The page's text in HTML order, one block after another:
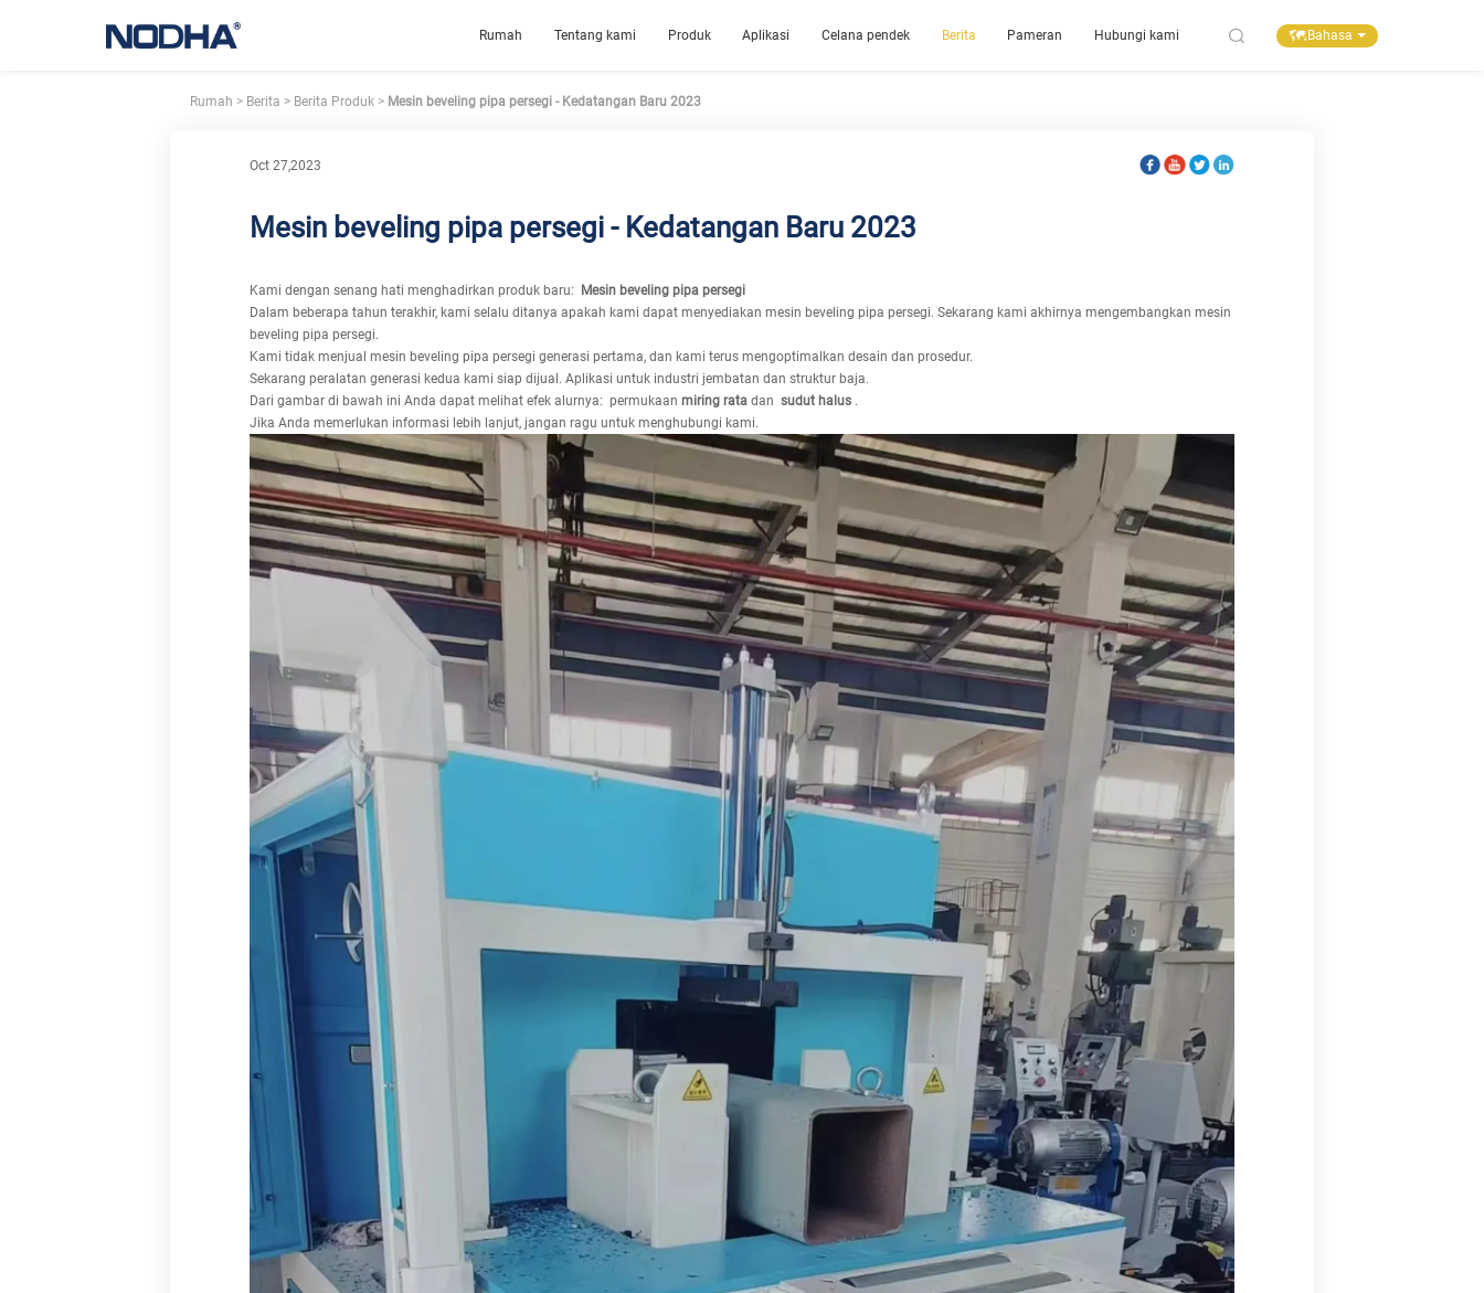
Rumah Tentang kami Produk Aplikasi Celana pendek Berita Pameran Hubungi kami Bahasa
Rumah > Berita > Berita Produk>Mesin beveling pipa persegi - Kedatangan Baru 2023
Oct 27,2023
Mesin beveling pipa persegi - Kedatangan Baru 2023
Kami dengan senang hati menghadirkan produk baru:
Mesin beveling pipa persegi
Dalam beberapa tahun terakhir, kami selalu ditanya apakah kami dapat menyediakan mesin beveling pipa persegi. Sekarang kami akhirnya mengembangkan mesin
beveling pipa persegi.
Kami tidak menjual mesin beveling pipa persegi generasi pertama, dan kami terus mengoptimalkan desain dan prosedur.
Sekarang peralatan generasi kedua kami siap dijual. Aplikasi untuk industri jembatan dan struktur baja.
Dari gambar di bawah ini Anda dapat melihat efek alurnya: permukaan miring ratadan sudut halus.
Jika Anda memerlukan informasi lebih lanjut, jangan ragu untuk menghubungi kami.